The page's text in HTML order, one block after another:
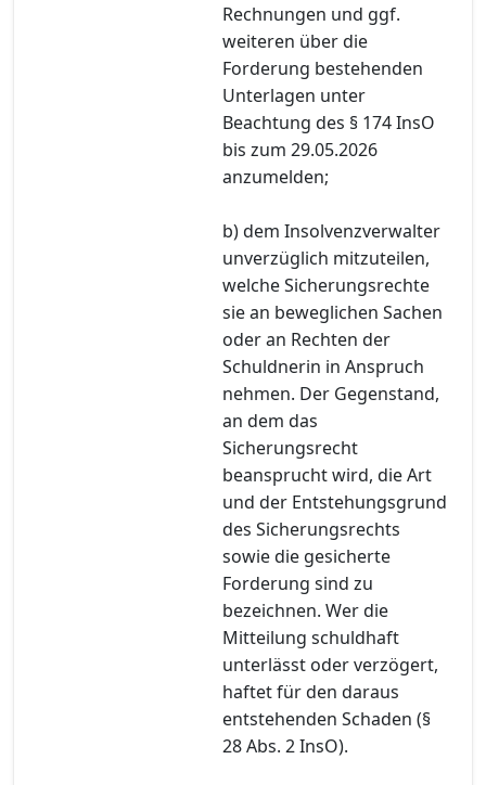
Rechnungen und ggf.
weiteren über die
Forderung bestehenden
Unterlagen unter
Beachtung des § 174 InsO
bis zum 29.05.2026
anzumelden;
b) dem Insolvenzverwalter
unverzüglich mitzuteilen,
welche Sicherungsrechte
sie an beweglichen Sachen
oder an Rechten der
Schuldnerin in Anspruch
nehmen. Der Gegenstand,
an dem das
Sicherungsrecht
beansprucht wird, die Art
und der Entstehungsgrund
des Sicherungsrechts
sowie die gesicherte
Forderung sind zu
bezeichnen. Wer die
Mitteilung schuldhaft
unterlässt oder verzögert,
haftet für den daraus
entstehenden Schaden (§
28 Abs. 2 InsO).